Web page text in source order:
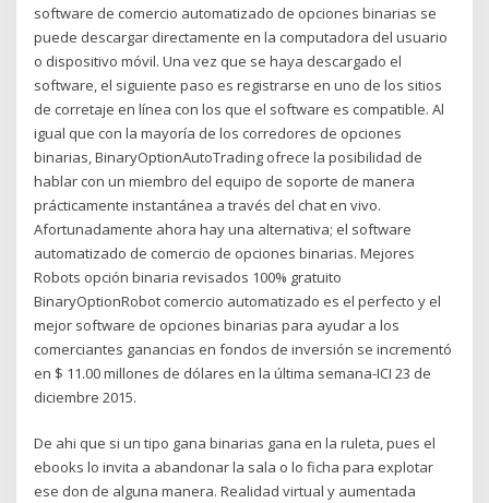
software de comercio automatizado de opciones binarias se
puede descargar directamente en la computadora del usuario
o dispositivo móvil. Una vez que se haya descargado el
software, el siguiente paso es registrarse en uno de los sitios
de corretaje en línea con los que el software es compatible. Al
igual que con la mayoría de los corredores de opciones
binarias, BinaryOptionAutoTrading ofrece la posibilidad de
hablar con un miembro del equipo de soporte de manera
prácticamente instantánea a través del chat en vivo.
Afortunadamente ahora hay una alternativa; el software
automatizado de comercio de opciones binarias. Mejores
Robots opción binaria revisados 100% gratuito
BinaryOptionRobot comercio automatizado es el perfecto y el
mejor software de opciones binarias para ayudar a los
comerciantes ganancias en fondos de inversión se incrementó
en $ 11.00 millones de dólares en la última semana-ICI 23 de
diciembre 2015.
De ahi que si un tipo gana binarias gana en la ruleta, pues el
ebooks lo invita a abandonar la sala o lo ficha para explotar
ese don de alguna manera. Realidad virtual y aumentada